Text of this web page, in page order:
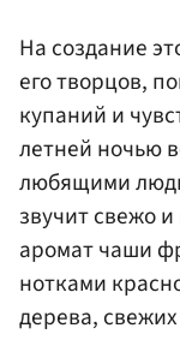
На создание
его творцов,
купаний и
летней ночью
любящими
звучит свежо
аромат чаши
нотками
дерева,